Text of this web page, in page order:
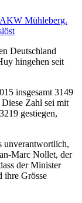
AKW Mühleberg.
Deutschland
hingehen seit
insgesamt 3149
Zahl sei mit
gestiegen,
unverantwortlich,
Marc Nollet, der
der Minister
ihre Grösse